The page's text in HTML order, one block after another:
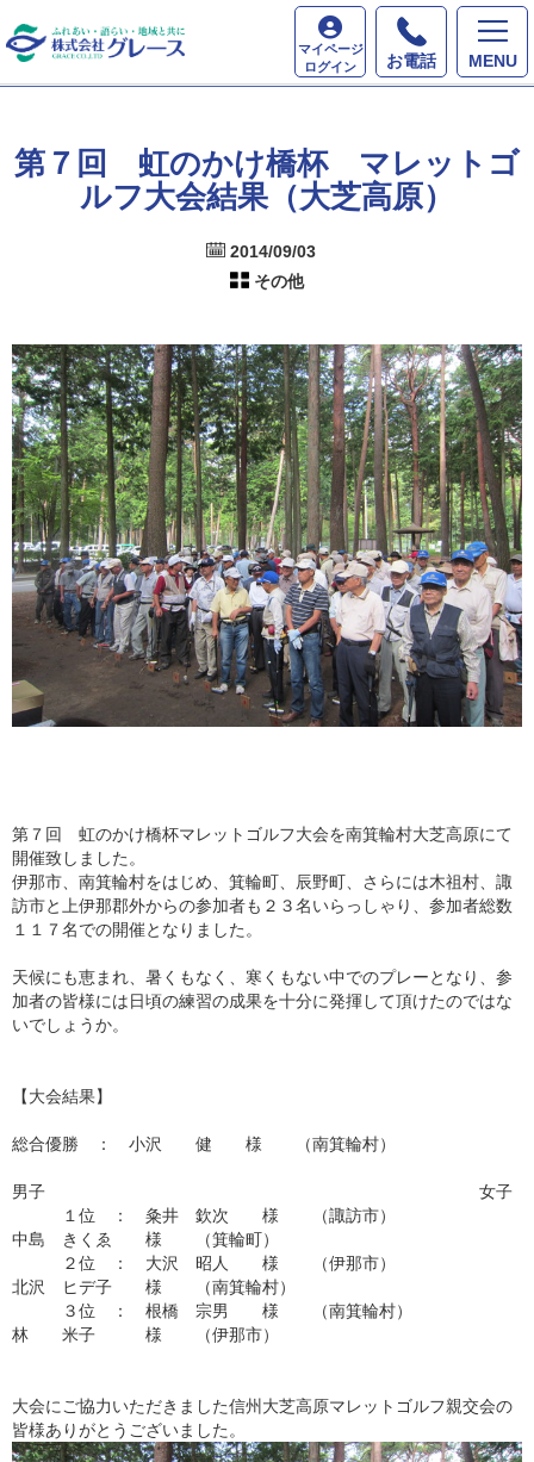
MENU
お電話
マイページ
ログイン
ホーム 最新情報
第７回 虹のかけ橋杯 マレット
ゴルフ大会結果（大芝高原）
第７回 虹のかけ橋杯 マレットゴ
ルフ大会結果（大芝高原）
2014/09/03
その他
第７回 虹のかけ橋杯マレットゴルフ大会を南箕輪村大芝高原にて
開催致しました。
伊那市、南箕輪村をはじめ、箕輪町、辰野町、さらには木祖村、諏
訪市と上伊那郡外からの参加者も２３名いらっしゃり、参加者総数
１１７名での開催となりました。
天候にも恵まれ、暑くもなく、寒くもない中でのプレーとなり、参
加者の皆様には日頃の練習の成果を十分に発揮して頂けたのではな
いでしょうか。
【大会結果】
総合優勝 ： 小沢 健 様 （南箕輪村）
男子 女子
１位 ： 粂井 欽次 様 （諏訪市）
中島 きくゑ 様 （箕輪町）
２位 ： 大沢 昭人 様 （伊那市）
北沢 ヒデ子 様 （南箕輪村）
３位 ： 根橋 宗男 様 （南箕輪村）
林 米子 様 （伊那市）
大会にご協力いただきました信州大芝高原マレットゴルフ親交会の
皆様ありがとうございました。